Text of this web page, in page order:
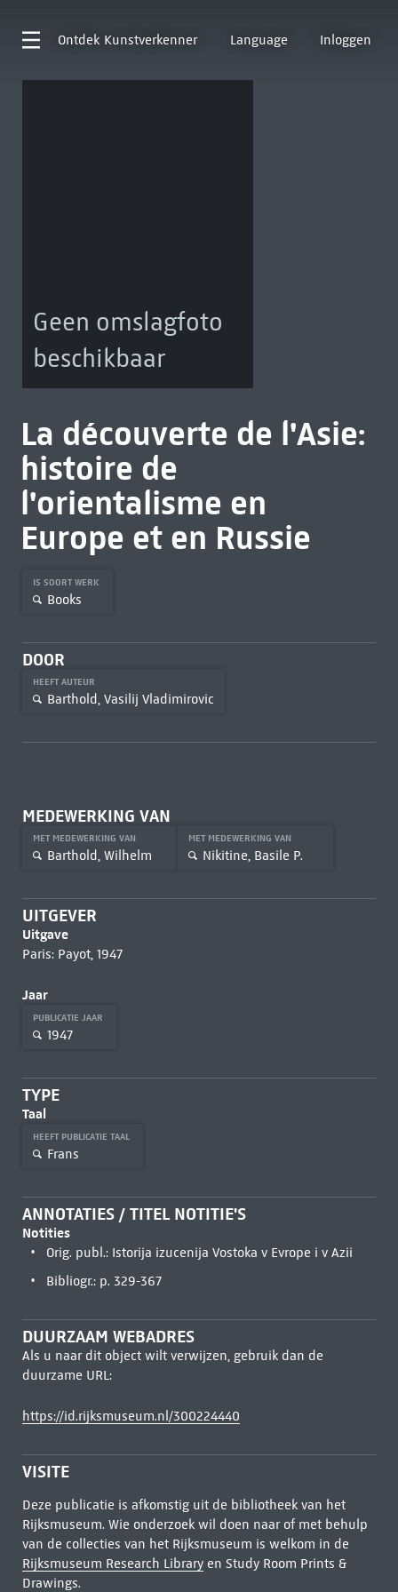
Ontdek Kunstverkenner Language Inloggen
Geen omslagfoto
beschikbaar
La découverte de l'Asie:
histoire de
l'orientalisme en
Europe et en Russie
IS SOORT WERK
Books
DOOR
HEEFT AUTEUR
Barthold, Vasilij Vladimirovic
MEDEWERKING VAN
MET MEDEWERKING VAN
Barthold, Wilhelm
MET MEDEWERKING VAN
Nikitine, Basile P.
UITGEVER
Uitgave
Paris: Payot, 1947
Jaar
PUBLICATIE JAAR
1947
TYPE
Taal
HEEFT PUBLICATIE TAAL
Frans
ANNOTATIES / TITEL NOTITIE'S
Notities
Orig. publ.: Istorija izucenija Vostoka v Evrope i v Azii
Bibliogr.: p. 329-367
DUURZAAM WEBADRES
Als u naar dit object wilt verwijzen, gebruik dan de
duurzame URL:
https://id.rijksmuseum.nl/300224440
VISITE
Deze publicatie is afkomstig uit de bibliotheek van het
Rijksmuseum. Wie onderzoek wil doen naar of met behulp
van de collecties van het Rijksmuseum is welkom in de
Rijksmuseum Research Libraryen Study Room Prints &
Drawings.